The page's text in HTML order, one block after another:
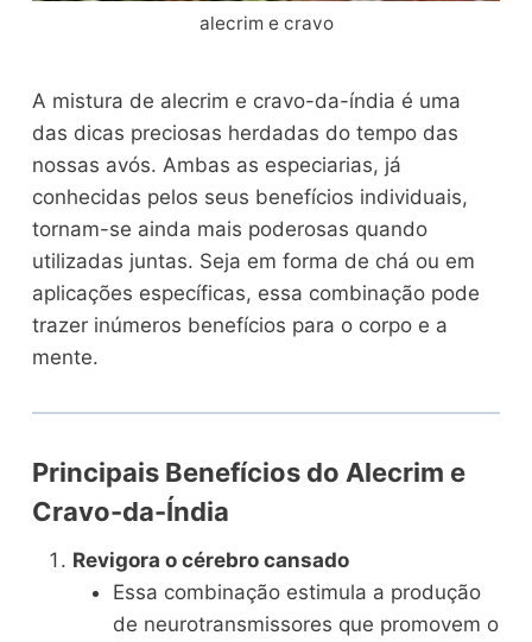
alecrim e cravo
A mistura de alecrim e cravo-da-índia é uma
das dicas preciosas herdadas do tempo das
nossas avós. Ambas as especiarias, já
conhecidas pelos seus benefícios individuais,
tornam-se ainda mais poderosas quando
utilizadas juntas. Seja em forma de chá ou em
aplicações específicas, essa combinação pode
trazer inúmeros benefícios para o corpo e a
mente.
Principais Benefícios do Alecrim e
Cravo-da-Índia
Revigora o cérebro cansado
Essa combinação estimula a produção
de neurotransmissores que promovem o